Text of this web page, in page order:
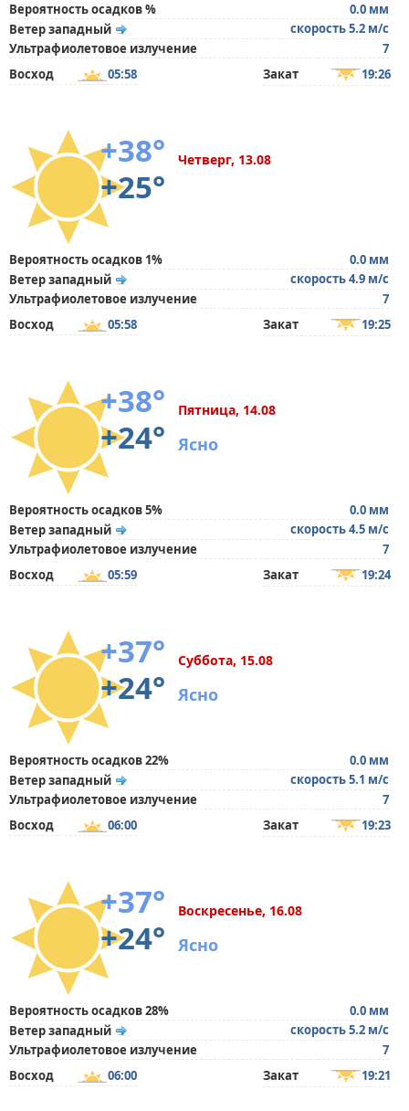
Вероятность осадков %
0.0 мм
Ветер западный
скорость 5.2 м/с
Ультрафиолетовое излучение
7
Восход
05:58 Закат 19:26
+38°
+25°
Четверг, 13.08
Вероятность осадков 1%
0.0 мм
Ветер западный
скорость 4.9 м/с
Ультрафиолетовое излучение
7
Восход
05:58 Закат 19:25
+38°
+24°
Пятница, 14.08
Ясно
Вероятность осадков 5%
0.0 мм
Ветер западный
скорость 4.5 м/с
Ультрафиолетовое излучение
7
Восход
05:59 Закат 19:24
+37°
+24°
Суббота, 15.08
Ясно
Вероятность осадков 22%
0.0 мм
Ветер западный
скорость 5.1 м/с
Ультрафиолетовое излучение
7
Восход
06:00 Закат 19:23
+37°
+24°
Воскресенье, 16.08
Ясно
Вероятность осадков 28%
0.0 мм
Ветер западный
скорость 5.2 м/с
Ультрафиолетовое излучение
7
Восход
06:00 Закат 19:21